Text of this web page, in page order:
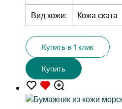
Вид кожи:
Кожа ската
Купить в 1 клик
Купить